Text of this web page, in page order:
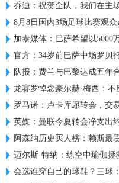
乔迪：祝贺全队，我们在主场
8月8日国内3场足球比赛观众
加泰媒体：巴萨希望以5000
官方：34岁前巴萨中场罗贝
队报：费兰与巴黎达成五年
龙赛罗悼念豪尔赫·梅西：
罗马诺：卢卡库愿转会，交易
英媒：曼联今夏转会净支出
阿森纳历史买人榜：赖斯最
迈尔斯·特纳：练空中瑜伽
会选谁穿自己的球鞋？三球